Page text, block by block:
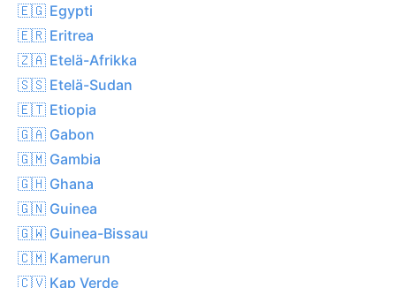
🇪🇬 Egypti
🇪🇷 Eritrea
🇿🇦 Etelä-Afrikka
🇸🇸 Etelä-Sudan
🇪🇹 Etiopia
🇬🇦 Gabon
🇬🇲 Gambia
🇬🇭 Ghana
🇬🇳 Guinea
🇬🇼 Guinea-Bissau
🇨🇲 Kamerun
🇨🇻 Kap Verde